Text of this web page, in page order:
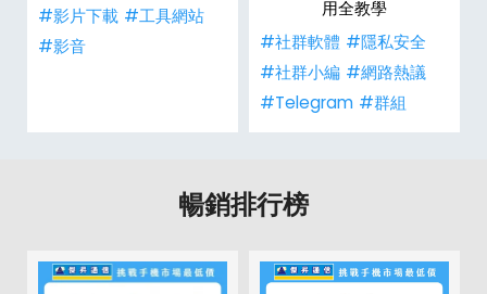
#影片下載 #工具網站
#影音
用全教學
#社群軟體 #隱私安全
#社群小編 #網路熱議
#Telegram #群組
暢銷排行榜